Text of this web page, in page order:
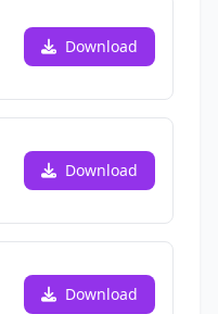
Download
Download
Download